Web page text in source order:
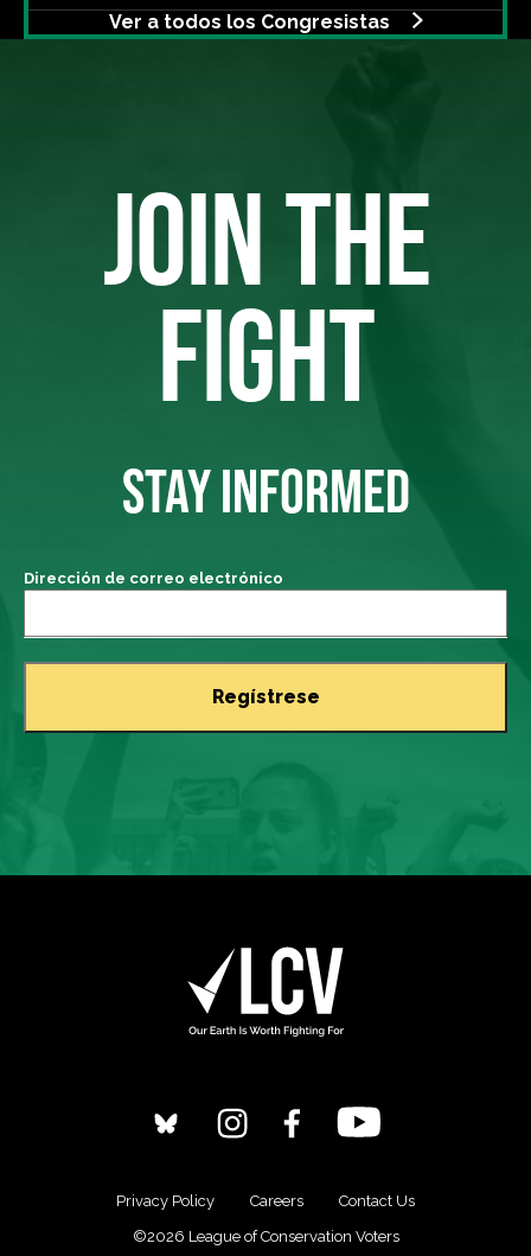
Ver a todos los Congresistas
JOIN THE
FIGHT
STAY INFORMED
Dirección de correo electrónico
Privacy Policy Careers
Contact Us
©2026 League of Conservation Voters